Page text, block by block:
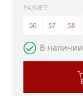
РАЗМЕР:
56
57 58
В наличии